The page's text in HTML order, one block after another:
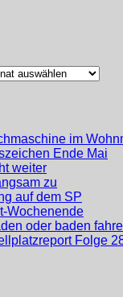
im
Ende Mai
weiter
zu
auf dem SP
Wochenende
oder baden
Folge